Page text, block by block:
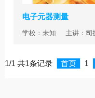
电子元器测量
学校：未知 主讲： 司
1/1 共1条记录 首页 1